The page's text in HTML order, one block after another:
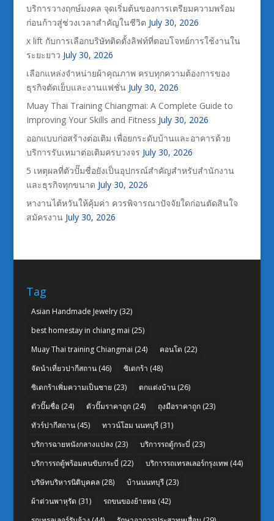
บริการวางฤกษ์มงคล จุดเริ่มต้นของการเตรียมความพร้อม
ก่อนก้าวสู่ช่วงเวลาสำคัญในชีวิต July 30, 2026
x lift กับการเลือกบริษัทติดตั้งลิฟท์ที่ตอบโจทย์การใช้งานใน
ระยะยาว July 30, 2026
เลือกแหล่งจำหน่ายผ้าคุณภาพ ครบทุกความต้องการของ
ธุรกิจตัดเย็บและงานแฟชั่น July 30, 2026
Muay Thai Training Chiangmai: A Complete Guide to
Improving Your Skills and Fitness July 30, 2026
ออกแบบก่อสร้างต่อเติม เพื่อยกระดับบ้านและอาคารด้วย
บริการรับเหมาต่อเติมครบวงจร July 30, 2026
5 เหตุผลที่ตัวปั๊มชื่อยังเป็นอุปกรณ์สำคัญสำหรับสำนักงาน
และธุรกิจทุกขนาด July 30, 2026
หางานไต้หวันให้คุ้มค่า ควรพิจารณาปัจจัยใดก่อนตัดสินใจ
สมัครงาน July 30, 2026
Tag
Asian Handmade Jewelry(32)
best homestay in chiang mai (25)
Muay Thai training Chiangmai (24) คอนโด (22)
จัดนำเที่ยวปากีสถาน(46) ซิเดกร้า (48)
ซิเดกร้าเพิ่มความเป็นชาย (23) ตกแต่งบ้าน(26)
ตัวปั๊มชื่อ(24) ตัวปั๊มราคาถูก(24) ถุงมือราคาถูก(23)
ทัวร์ปากีสถาน(45) ทาวน์โฮม นนทบุรี(31)
บริการฉายหนังกลางแปลง (23) บริการรถตู้กระบี่ (23)
บริการรถตู้พร้อมคนขับกระบี่ (22) บริการรถเทรลเลอร์กรุงเทพ (44)
บริษัทบริหารนิติบุคคล(28) บ้านนนทบุรี(23)
ผ้าต่วนพาหุรัด (31) รถขนของย้ายหอ(42)